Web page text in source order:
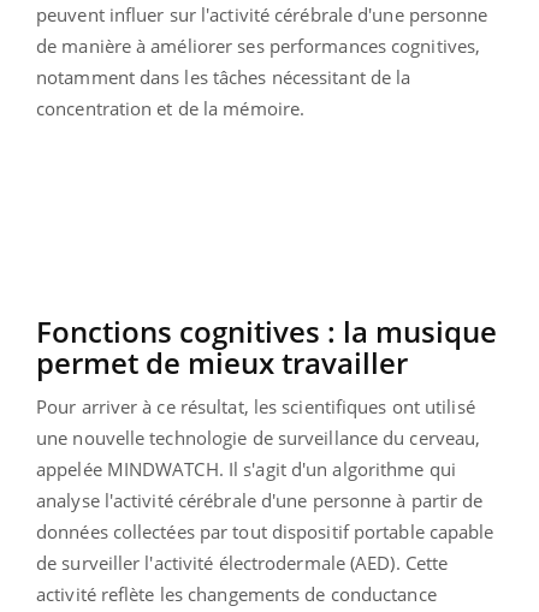
peuvent influer sur l'activité cérébrale d'une personne
de manière à améliorer ses performances cognitives,
notamment dans les tâches nécessitant de la
concentration et de la mémoire.
Fonctions cognitives : la musique
permet de mieux travailler
Pour arriver à ce résultat, les scientifiques ont utilisé
une nouvelle technologie de surveillance du cerveau,
appelée MINDWATCH. Il s'agit d'un algorithme qui
analyse l'activité cérébrale d'une personne à partir de
données collectées par tout dispositif portable capable
de surveiller l'activité électrodermale (AED). Cette
activité reflète les changements de conductance